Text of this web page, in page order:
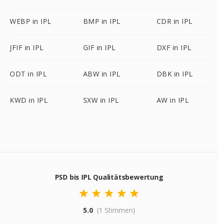
WEBP in IPL BMP in IPL CDR in IPL
JFIF in IPL GIF in IPL DXF in IPL
ODT in IPL ABW in IPL DBK in IPL
KWD in IPL SXW in IPL AW in IPL
PSD bis IPL Qualitätsbewertung
5.0 (1 Stimmen)